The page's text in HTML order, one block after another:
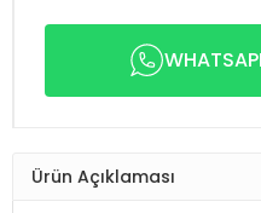
Ürün Açıklaması